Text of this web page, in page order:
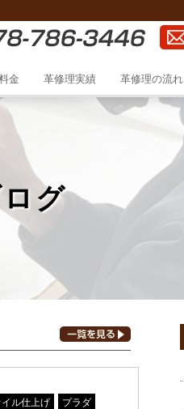
金 革修理実績 革修理の流れ
グ
イル仕上げ プラダ